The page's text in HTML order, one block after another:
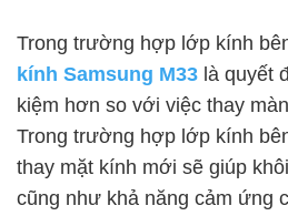
Trong trường hợp lớp kính
kính Samsung M33 là quyết
kiệm hơn so với việc thay
Trong trường hợp lớp kính
thay mặt kính mới sẽ giúp
cũng như khả năng cảm ứng